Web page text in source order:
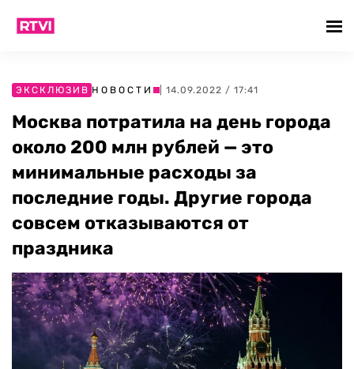
ЭКСКЛЮЗИВ НОВОСТИ | 14.09.2022 / 17:41
Москва потратила на день города
около 200 млн рублей — это
минимальные расходы за
последние годы. Другие города
совсем отказываются от
праздника